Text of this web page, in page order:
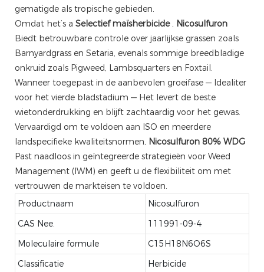
gematigde als tropische gebieden.
Omdat het’s a Selectief maïsherbicide , Nicosulfuron
Biedt betrouwbare controle over jaarlijkse grassen zoals
Barnyardgrass en Setaria, evenals sommige breedbladige
onkruid zoals Pigweed, Lambsquarters en Foxtail.
Wanneer toegepast in de aanbevolen groeifase — Idealiter
voor het vierde bladstadium — Het levert de beste
wietonderdrukking en blijft zachtaardig voor het gewas.
Vervaardigd om te voldoen aan ISO en meerdere
landspecifieke kwaliteitsnormen, Nicosulfuron 80% WDG
Past naadloos in geïntegreerde strategieën voor Weed
Management (IWM) en geeft u de flexibiliteit om met
vertrouwen de markteisen te voldoen.
Productnaam
Nicosulfuron
CAS Nee.
111991-09-4
Moleculaire formule
C15H18N6O6S
Classificatie
Herbicide